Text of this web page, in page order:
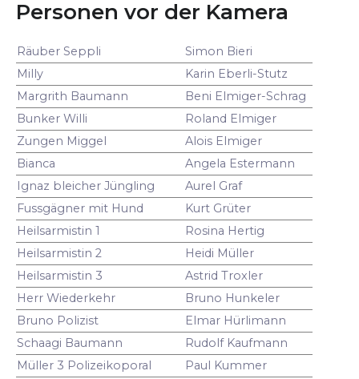
Personen vor der Kamera
Räuber Seppli
Simon Bieri
Milly
Karin Eberli-Stutz
Margrith Baumann
Beni Elmiger-Schrag
Bunker Willi
Roland Elmiger
Zungen Miggel
Alois Elmiger
Bianca
Angela Estermann
Ignaz bleicher Jüngling
Aurel Graf
Fussgägner mit Hund
Kurt Grüter
Heilsarmistin 1
Rosina Hertig
Heilsarmistin 2
Heidi Müller
Heilsarmistin 3
Astrid Troxler
Herr Wiederkehr
Bruno Hunkeler
Bruno Polizist
Elmar Hürlimann
Schaagi Baumann
Rudolf Kaufmann
Müller 3 Polizeikoporal
Paul Kummer